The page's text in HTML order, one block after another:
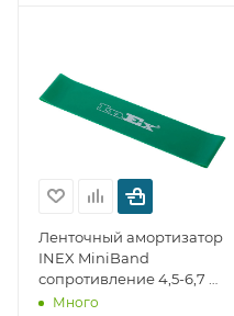
Ленточный амортизатор
INEX MiniBand
сопротивление 4,5-6,7 кг
№ 27684
Много